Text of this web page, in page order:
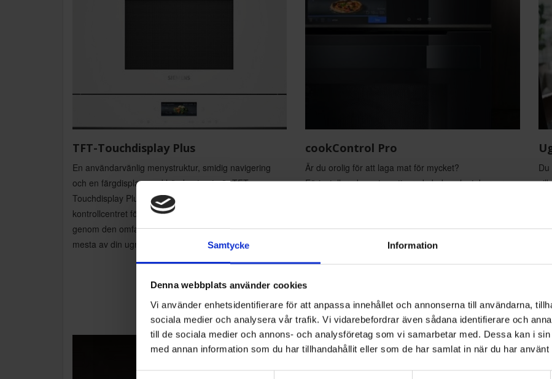
Samtycke Information
Denna webbplats använder cookies
Vi använder enhetsidentifierare för att anpassa innehållet och annonserna till användarna,
sociala medier och analysera vår trafik. Vi vidarebefordrar även sådana identifierare och
till de sociala medier och annons- och analysföretag som vi samarbetar med. Dessa kan i
med annan information som du har tillhandahållit eller som de har samlat in när du har använt
TFT-Touchdisplay Plus
En användarvänlig menystruktur, smidig navigering
och en färgdisplay med hög kontrast gör TFT-
Touchdisplay Plus till det enkla och tillfredsställande
kontrollcentret för din ugn. Den intuitiva vägledningen
genom den omfattande menyn hjälper dig att få ut det
mesta av din ugn.
cookControl Pro
Är du orolig för att laga mat för mycket?
Förinstallerade, automatiserade bak- och stekprogram
styr ugnens sensorer processen. Välj ett resultat från
olika förslag som passar dina önskemål eller tid.
Ugnen tillämpar automatiskt korrekta inställningar och
du kan koppla av medan maten tillagas. Fler program
kan laddas ner i framtiden – koppla bara din ugn till ditt
registrerade Home Connect-konto.